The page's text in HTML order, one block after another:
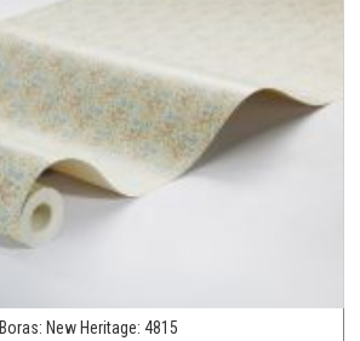
Boras: New Heritage: 4815